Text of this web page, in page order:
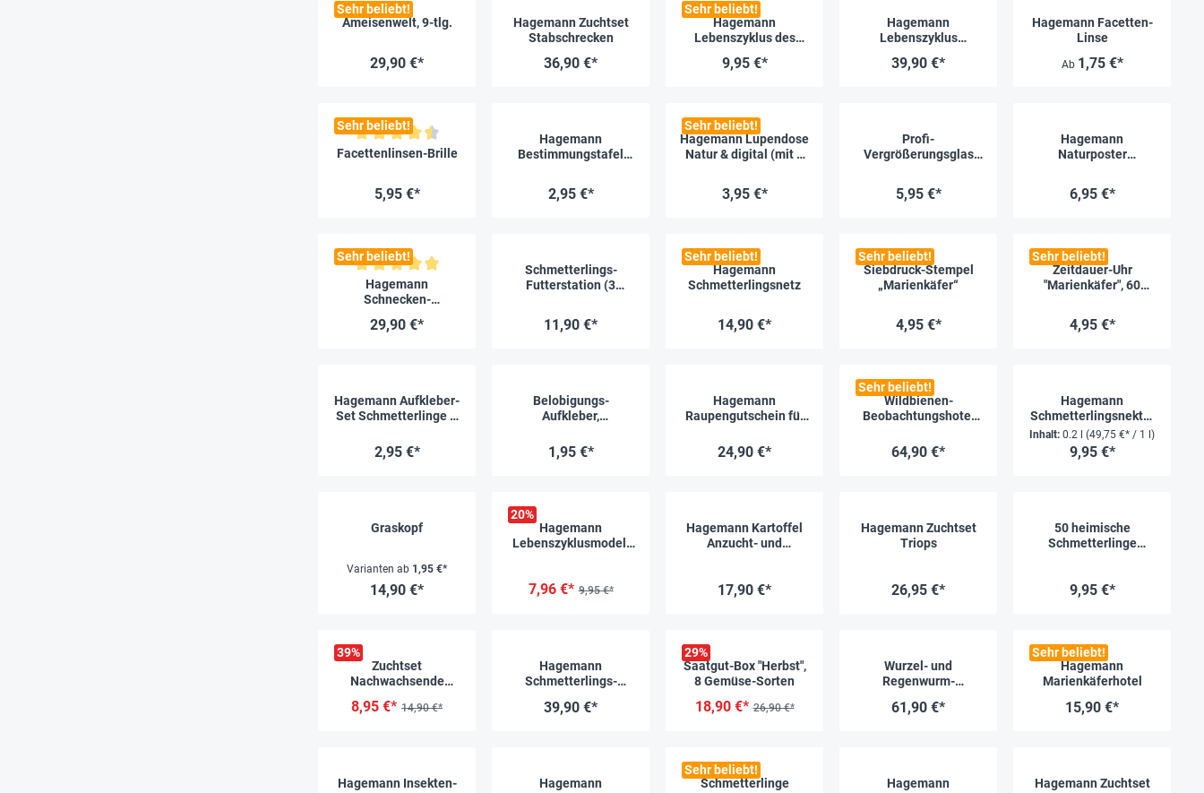
Sehr beliebt!
Ameisenwelt, 9-tlg.
29,90 €*
Hagemann Zuchtset
Stabschrecken
36,90 €*
Sehr beliebt!
Hagemann
Lebenszyklus des
9,95 €*
Hagemann
Lebenszyklus
(magnetisch)
39,90 €*
Hagemann Facetten-
Linse
Ab 1,75 €*
Sehr beliebt!
Durchschnittliche Bewertung von 4.5 von 5 Sternen
Facettenlinsen-Brille
5,95 €*
Hagemann
Bestimmungstafel
2,95 €*
Sehr beliebt!
Hagemann Lupendose
Natur & digital (mit 2
3,95 €*
Profi-
Vergrößerungsglas
5,95 €*
Hagemann
Naturposter
6,95 €*
Sehr beliebt!
Durchschnittliche Bewertung von 5 von 5 Sternen
Hagemann
Schnecken-
29,90 €*
Schmetterlings-
Futterstation (3
11,90 €*
Sehr beliebt!
Hagemann
Schmetterlingsnetz
14,90 €*
Sehr beliebt!
Siebdruck-Stempel
„Marienkäfer“
4,95 €*
Sehr beliebt!
Zeitdauer-Uhr
"Marienkäfer", 60
4,95 €*
Hagemann Aufkleber-
Set Schmetterlinge &
2,95 €*
Belobigungs-
Aufkleber,
Stück
1,95 €*
Hagemann
Raupengutschein für
(5-7 Raupen)
24,90 €*
Sehr beliebt!
Wildbienen-
Beobachtungshotel
64,90 €*
Hagemann
Schmetterlingsnektar
mit Lockstoff
Inhalt: 0.2 l (49,75 €* / 1 l)
9,95 €*
Graskopf
Varianten ab 1,95 €*
14,90 €*
20%
Hagemann
Lebenszyklusmodell
7,96 €* 9,95 €*
Hagemann Kartoffel
Anzucht- und
17,90 €*
Hagemann Zuchtset
Triops
26,95 €*
50 heimische
Schmetterlinge
9,95 €*
39%
Zuchtset
Nachwachsende
8,95 €* 14,90 €*
Hagemann
Schmetterlings-
Gutschein, 5 Raupen)
39,90 €*
29%
Saatgut-Box "Herbst",
8 Gemüse-Sorten
18,90 €* 26,90 €*
Wurzel- und
Regenwurm-
Stück)
61,90 €*
Sehr beliebt!
Hagemann
Marienkäferhotel
15,90 €*
Hagemann Insekten-
Hagemann
Sehr beliebt!
Schmetterlinge
Hagemann
Hagemann Zuchtset